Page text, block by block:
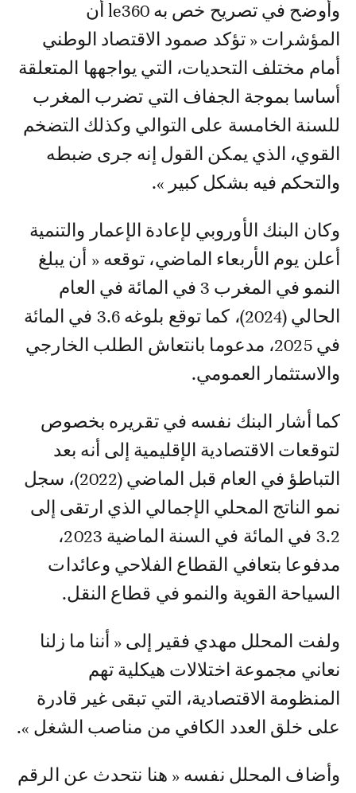
وأوضح في تصريح خص به le360 أن
المؤشرات « تؤكد صمود الاقتصاد الوطني
أمام مختلف التحديات، التي يواجهها المتعلقة
أساسا بموجة الجفاف التي تضرب المغرب
للسنة الخامسة على التوالي وكذلك التضخم
القوي، الذي يمكن القول إنه جرى ضبطه
والتحكم فيه بشكل كبير ».
وكان البنك الأوروبي لإعادة الإعمار والتنمية
أعلن يوم الأربعاء الماضي، توقعه « أن يبلغ
النمو في المغرب 3 في المائة في العام
الحالي (2024)، كما توقع بلوغه 3.6 في المائة
في 2025، مدعوما بانتعاش الطلب الخارجي
والاستثمار العمومي.
كما أشار البنك نفسه في تقريره بخصوص
لتوقعات الاقتصادية الإقليمية إلى أنه بعد
التباطؤ في العام قبل الماضي (2022)، سجل
نمو الناتج المحلي الإجمالي الذي ارتقى إلى
3.2 في المائة في السنة الماضية 2023،
مدفوعا بتعافي القطاع الفلاحي وعائدات
السياحة القوية والنمو في قطاع النقل.
ولفت المحلل مهدي فقير إلى « أننا ما زلنا
نعاني مجموعة اختلالات هيكلية تهم
المنظومة الاقتصادية، التي تبقى غير قادرة
على خلق العدد الكافي من مناصب الشغل ».
وأضاف المحلل نفسه « هنا نتحدث عن الرقم